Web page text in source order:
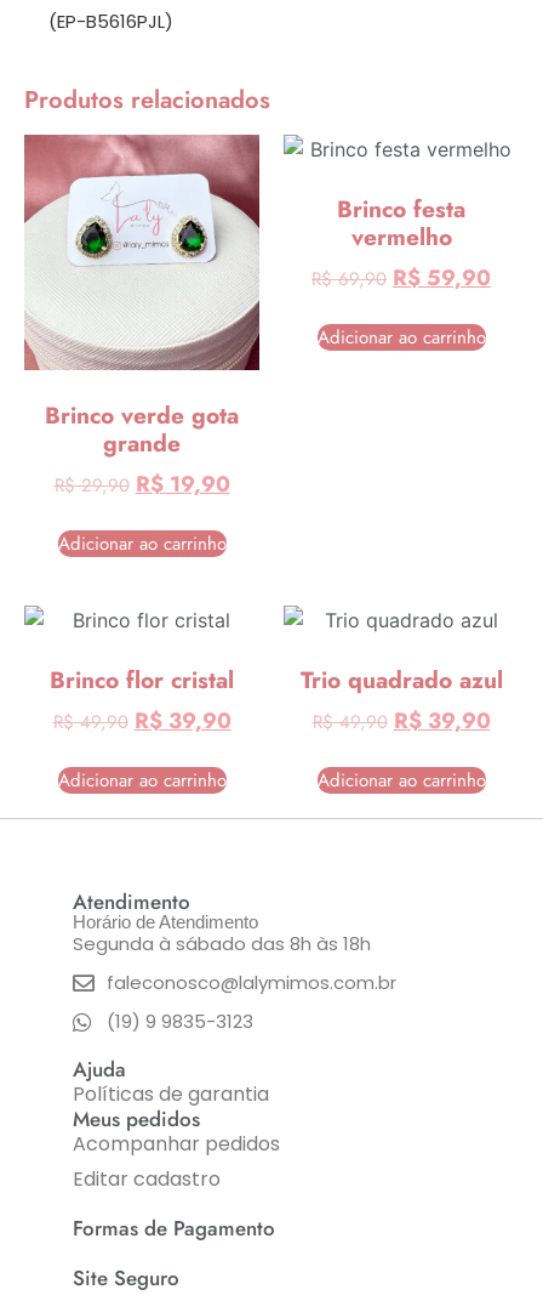
(EP-B5616PJL)
Produtos relacionados
Brinco verde gota
grande
R$29,90 R$19,90
Adicionar ao carrinho
Brinco festa
vermelho
R$69,90 R$ 59,90
Adicionar ao carrinho
Brinco flor cristal
R$49,90 R$39,90
Adicionar ao carrinho
Trio quadrado azul
R$49,90 R$39,90
Adicionar ao carrinho
Atendimento
Horário de Atendimento
Segunda à sábado das 8h às 18h
faleconosco@lalymimos.com.br
(19) 9 9835-3123
Ajuda
Políticas de garantia
Meus pedidos
Acompanhar pedidos
Editar cadastro
Formas de Pagamento
Site Seguro